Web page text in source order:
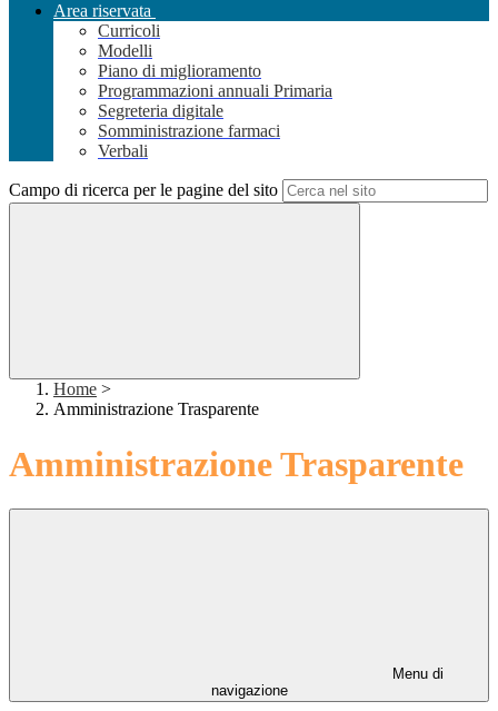
Area riservata
Curricoli
Modelli
Piano di miglioramento
Programmazioni annuali Primaria
Segreteria digitale
Somministrazione farmaci
Verbali
Campo di ricerca per le pagine del sito
Home >
Amministrazione Trasparente
Amministrazione Trasparente
Menu di
navigazione